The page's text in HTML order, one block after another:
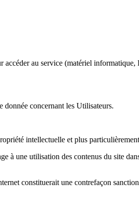
accéder au service (matériel
concernant les Utilisateurs.
intellectuelle et plus
à une utilisation des contenus du site
constituerait une contrefaçon